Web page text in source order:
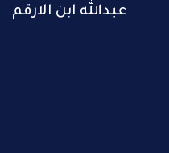
عبدالله ابن الارقم